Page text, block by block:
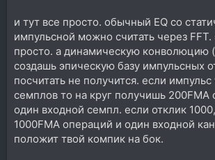
и тут все просто. обычный EQ со
импульсной можно считать через FFT.
просто. а динамическую конволюцию
создашь эпическую базу импульсных
посчитать не получится. если
семплов то на круг получишь 200FMA
один входной семпл. если отклик
1000FMA операций и один входной
положит твой компик на бок.